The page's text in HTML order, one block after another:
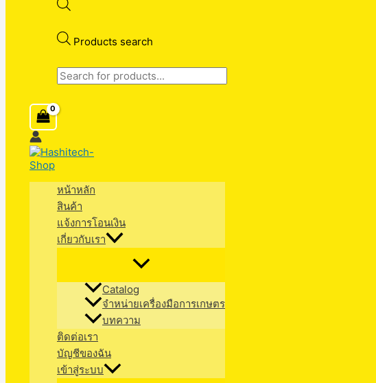
Products search
หน้าหลัก
สินค้า
แจ้งการโอนเงิน
เกี่ยวกับเรา
Catalog
จำหน่ายเครื่องมือการเกษตร
บทความ
ติดต่อเรา
บัญชีของฉัน
เข้าสู่ระบบ